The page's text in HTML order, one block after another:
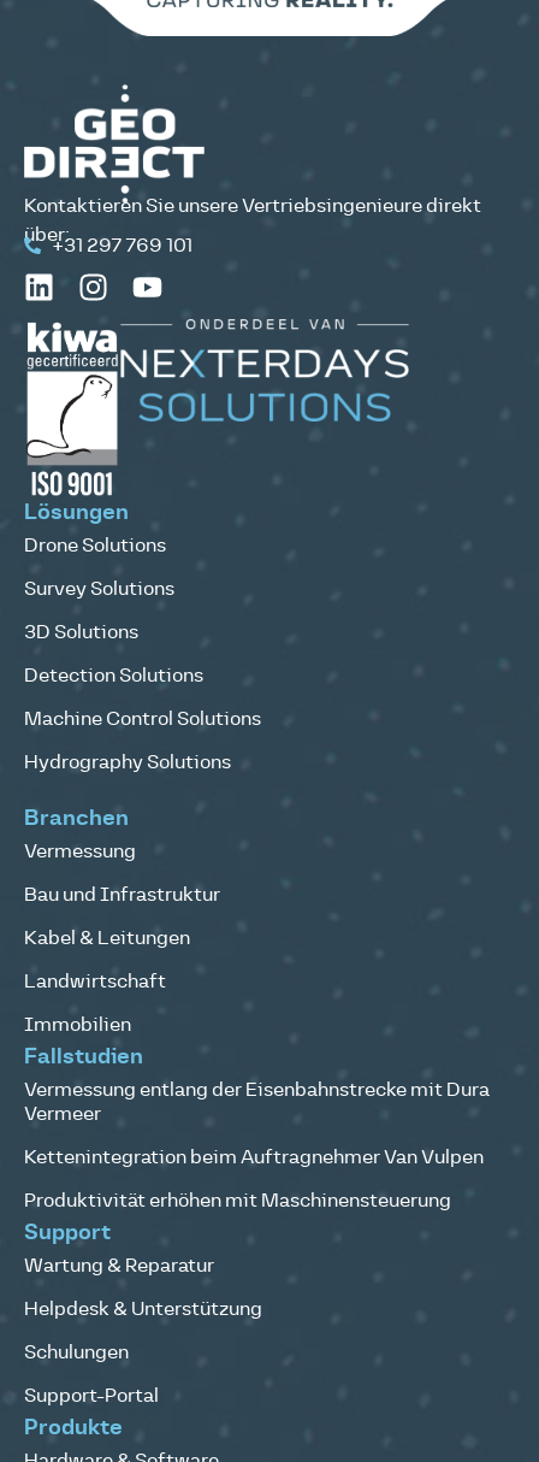
Kontaktieren Sie unsere Vertriebsingenieure direkt
über:
+31 297 769 101
Lösungen
Drone Solutions
Survey Solutions
3D Solutions
Detection Solutions
Machine Control Solutions
Hydrography Solutions
Branchen
Vermessung
Bau und Infrastruktur
Kabel & Leitungen
Landwirtschaft
Immobilien
Fallstudien
Vermessung entlang der Eisenbahnstrecke mit Dura
Vermeer
Kettenintegration beim Auftragnehmer Van Vulpen
Produktivität erhöhen mit Maschinensteuerung
Support
Wartung & Reparatur
Helpdesk & Unterstützung
Schulungen
Support-Portal
Produkte